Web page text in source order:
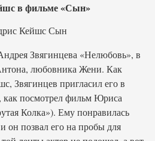
в фильме «Сын»
Звягинцева «Нелюбовь», в
любовника Жени. Как
Звягинцев пригласил его в
как посмотрел фильм Юриса
Колка»). Ему понравилась
он позвал его на пробы для